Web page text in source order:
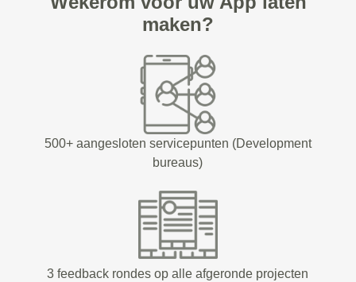
maken?
500+ aangesloten servicepunten (Development
bureaus)
3 feedback rondes op alle afgeronde projecten